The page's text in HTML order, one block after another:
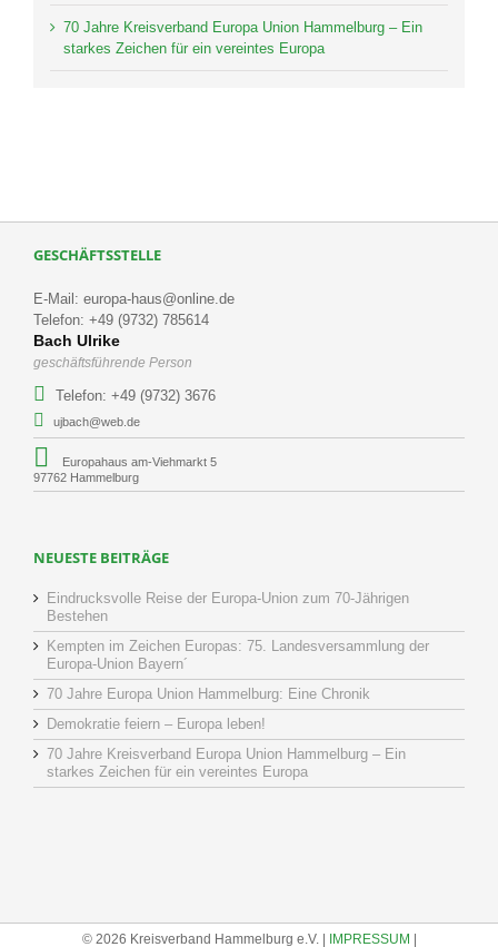
70 Jahre Kreisverband Europa Union Hammelburg – Ein
starkes Zeichen für ein vereintes Europa
GESCHÄFTSSTELLE
E-Mail: europa-haus@online.de
Telefon: +49 (9732) 785614
Bach Ulrike
geschäftsführende Person
Telefon: +49 (9732) 3676
ujbach@web.de
Europahaus am-Viehmarkt 5
97762 Hammelburg
NEUESTE BEITRÄGE
Eindrucksvolle Reise der Europa-Union zum 70-Jährigen
Bestehen
Kempten im Zeichen Europas: 75. Landesversammlung der
Europa-Union Bayern´
70 Jahre Europa Union Hammelburg: Eine Chronik
Demokratie feiern – Europa leben!
70 Jahre Kreisverband Europa Union Hammelburg – Ein
starkes Zeichen für ein vereintes Europa
© 2026 Kreisverband Hammelburg e.V. | IMPRESSUM